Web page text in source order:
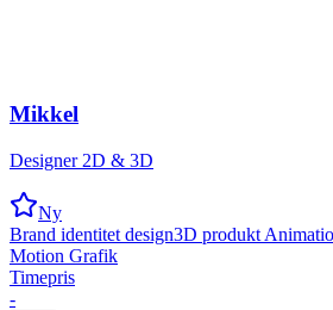
Mikkel
Designer 2D & 3D
Ny
Brand identitet design3D produkt
Motion Grafik
Timepris
-